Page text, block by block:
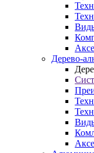
Дерево-